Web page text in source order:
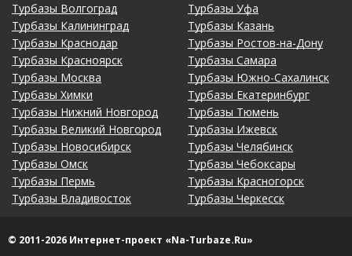
Турбазы Волгоград
Турбазы Калининград
Турбазы Краснодар
Турбазы Красноярск
Турбазы Москва
Турбазы Химки
Турбазы Нижний Новгород
Турбазы Великий Новгород
Турбазы Новосибирск
Турбазы Омск
Турбазы Пермь
Турбазы Владивосток
Турбазы Уфа
Турбазы Казань
Турбазы Ростов-на-Дону
Турбазы Самара
Турбазы Южно-Сахалинск
Турбазы Екатеринбург
Турбазы Тюмень
Турбазы Ижевск
Турбазы Челябинск
Турбазы Чебоксары
Турбазы Красногорск
Турбазы Черкесск
© 2011-2026 Интернет-проект «Na-Turbaze.Ru»